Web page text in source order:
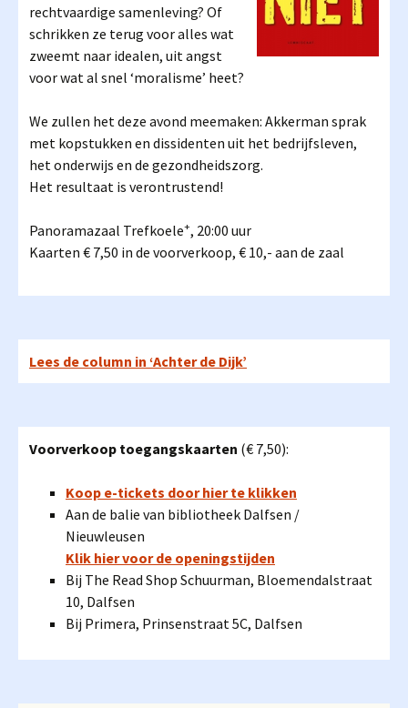
rechtvaardige samenleving? Of
schrikken ze terug voor alles wat
zweemt naar idealen, uit angst
voor wat al snel ‘moralisme’ heet?
We zullen het deze avond meemaken: Akkerman sprak
met kopstukken en dissidenten uit het bedrijfsleven,
het onderwijs en de gezondheidszorg.
Het resultaat is verontrustend!
Panoramazaal Trefkoele+, 20:00 uur
Kaarten € 7,50 in de voorverkoop, € 10,- aan de zaal
Lees de column in ‘Achter de Dijk’
Voorverkoop toegangskaarten (€ 7,50):
Koop e-tickets door hier te klikken
Aan de balie van bibliotheek Dalfsen /
Nieuwleusen
Klik hier voor de openingstijden
Bij The Read Shop Schuurman, Bloemendalstraat
10, Dalfsen
Bij Primera, Prinsenstraat 5C, Dalfsen